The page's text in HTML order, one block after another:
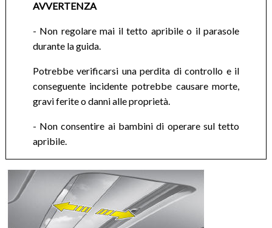
AVVERTENZA
- Non regolare mai il tetto apribile o il parasole
durante la guida.
Potrebbe verificarsi una perdita di controllo e il
conseguente incidente potrebbe causare morte,
gravi ferite o danni alle proprietà.
- Non consentire ai bambini di operare sul tetto
apribile.